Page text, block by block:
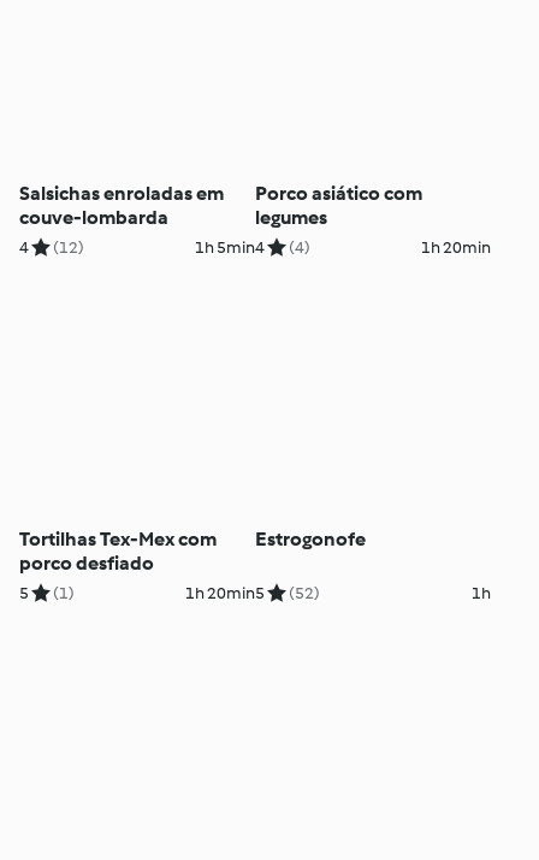
Salsichas enroladas em
couve-lombarda
4 (12) 1h 5min
Porco asiático com
legumes
4 (4) 1h 20min
Tortilhas Tex-Mex com
porco desfiado
5 (1) 1h 20min
Estrogonofe
5 (52) 1h